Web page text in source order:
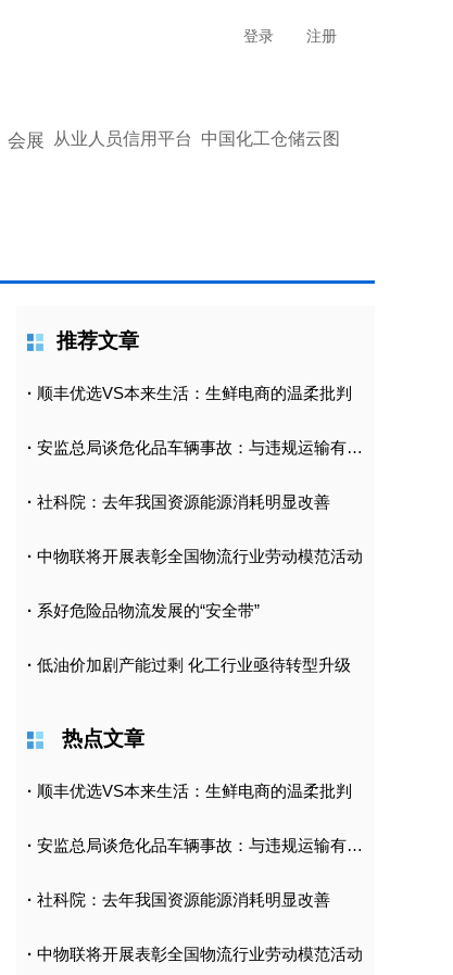
登录 注册
会展 从业人员信用平台 中国化工仓储云图
推荐文章
· 顺丰优选VS本来生活：生鲜电商的温柔批判
· 安监总局谈危化品车辆事故：与违规运输有直接关
· 社科院：去年我国资源能源消耗明显改善
· 中物联将开展表彰全国物流行业劳动模范活动
· 系好危险品物流发展的“安全带”
· 低油价加剧产能过剩 化工行业亟待转型升级
热点文章
· 顺丰优选VS本来生活：生鲜电商的温柔批判
· 安监总局谈危化品车辆事故：与违规运输有直接关
· 社科院：去年我国资源能源消耗明显改善
· 中物联将开展表彰全国物流行业劳动模范活动